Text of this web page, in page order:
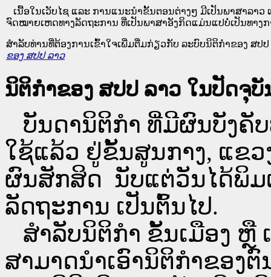
ເນື້ອໃນ​ເວັບ​ໄຊ​ ແລະ ການແນະນໍາຂັ້ນຕອນຕ່າງໆ ມີເປັນພາສາລາວ
ຈົດໝາຍເຫດທາງລັດຖະການ ທີ່ເປັນພາສາອັງກິດແມ່ນແປບໍ່ເປັນທາງ
ສໍາລັບທ່ານທີ່ຕ້ອງການເຂົ້າໃຈເພີ່ມຕື່ມກ່ຽວກັບ ລະບົບນິຕິກຳຂອງ ສປປ
ຂອງ ສປປ ລາວ
ນິຕິກຳຂອງ ສປປ ລາວ ໃນປັດຈຸ
ບັນດານິຕິກໍາ ທີ່ມີຜົນບັງຄັ
ໃຊ້ແລ້ວ ຢູ່ຂັ້ນ​ສູນ​ກາງ, ແຂ
ຜົນສັກສິດ ນັບ​ແຕ່​ວັນໄດ້ພິມ
ລັດຖະການ ເປັນ​ຕົ້ນ​ໄປ.
ສຳລັບນິ​ຕິ​ກຳ ຂັ້ນເມືອງ ຫຼື
ສາມາດນຳເອົານິຕິກຳຂອງ